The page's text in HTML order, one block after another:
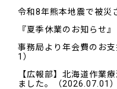
令和8年熊本地震で被災
『夏季休業のお知らせ』
事務局より年会費のお
1）
【広報部】北海道作業
ました。
（2026.07.01）